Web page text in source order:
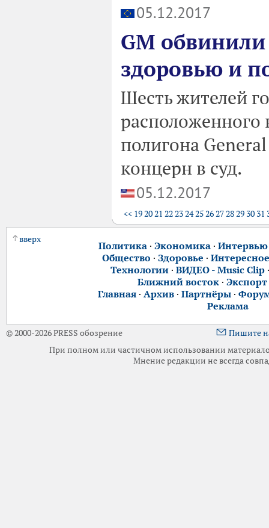
05.12.2017
GM
здоровью и
Шесть жителей
расположенного
полигона
концерн в суд.
05.12.2017
<< 192021 2223242526272829 30 31
вверх
Политика· Экономика· Интервью
Общество · Здоровье · Интересное
Технологии· ВИДЕО - Music Clip
Ближний восток ·
Главная· Архив· Партнёры·
Реклама
© 2000-2026 PRESS обозрение
Пишите
При полном или частичном использовании
Мнение редакции не всегда